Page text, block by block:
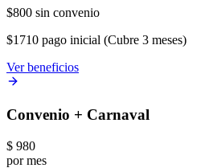
$800 sin convenio
$1710 pago inicial (Cubre 3 meses)
Ver beneficios
Convenio + Carnaval
$ 980
por mes